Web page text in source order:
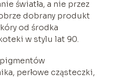
światła, a nie przez
dobrany produkt
od środka
w stylu lat 90.
perłowe cząsteczki,